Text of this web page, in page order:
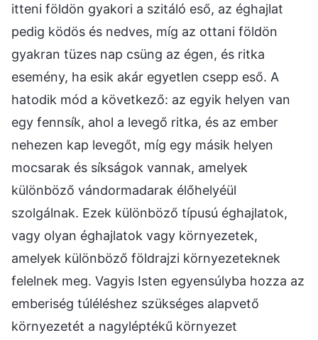
itteni földön gyakori a szitáló eső, az éghajlat
pedig ködös és nedves, míg az ottani földön
gyakran tüzes nap csüng az égen, és ritka
esemény, ha esik akár egyetlen csepp eső. A
hatodik mód a következő: az egyik helyen van
egy fennsík, ahol a levegő ritka, és az ember
nehezen kap levegőt, míg egy másik helyen
mocsarak és síkságok vannak, amelyek
különböző vándormadarak élőhelyéül
szolgálnak. Ezek különböző típusú éghajlatok,
vagy olyan éghajlatok vagy környezetek,
amelyek különböző földrajzi környezeteknek
felelnek meg. Vagyis Isten egyensúlyba hozza az
emberiség túléléshez szükséges alapvető
környezetét a nagyléptékű környezet